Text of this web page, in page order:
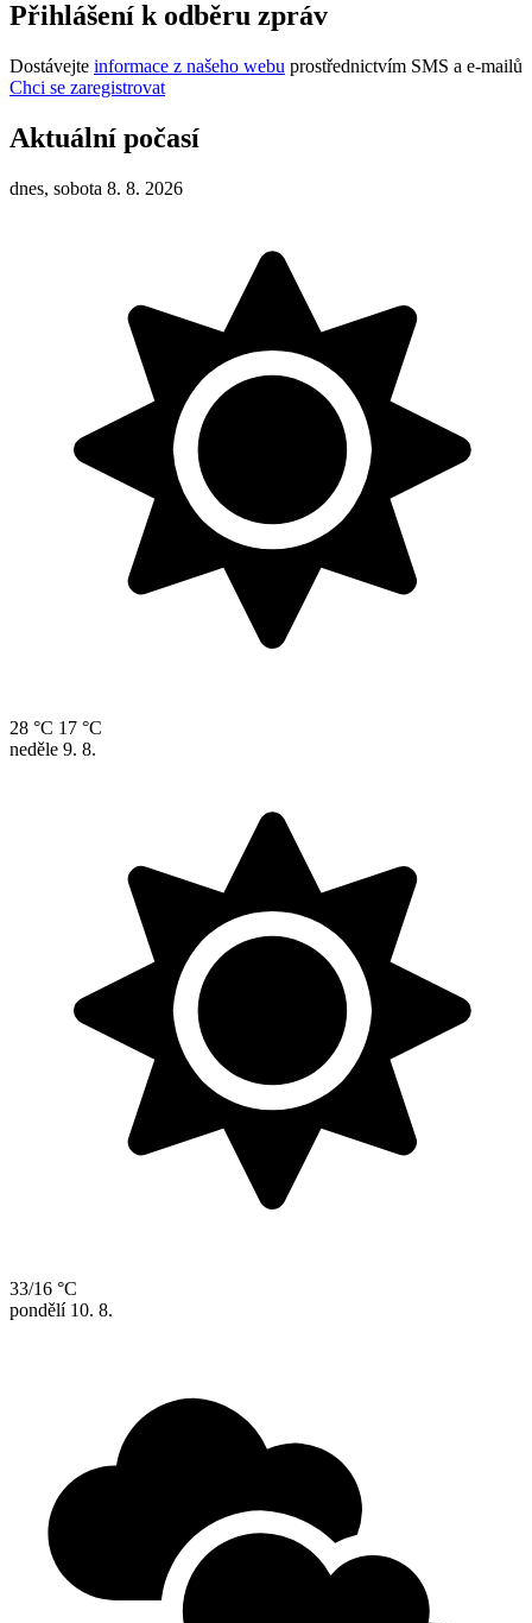
Přihlášení k odběru zpráv
Dostávejte informace z našeho webu prostřednictvím SMS a e-mailů
Chci se zaregistrovat
Aktuální počasí
dnes, sobota 8. 8. 2026
28 °C 17 °C
neděle 9. 8.
33/16 °C
pondělí 10. 8.